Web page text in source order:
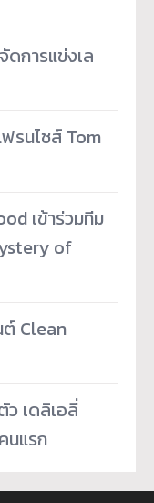
ดการแข่งเล
รนไชส์ Tom
เข้าร่วมทีม
of
Clean
เดลิเอลี่
นแรก